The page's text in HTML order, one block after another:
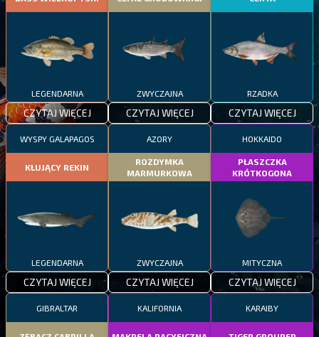
LEGENDARNA
CZYTAJ WIĘCEJ
ZWYCZAJNA
CZYTAJ WIĘCEJ
RZADKA
CZYTAJ WIĘCEJ
WYSPY GALAPAGOS
KŁUJĄCY REKIN
LEGENDARNA
CZYTAJ WIĘCEJ
AZORY
ROZDYMKA
MARMURKOWA
ZWYCZAJNA
CZYTAJ WIĘCEJ
HOKKAIDO
PŁASZCZKA
KRÓTKOGONA
MITYCZNA
CZYTAJ WIĘCEJ
GIBRALTAR KALIFORNIA KARAIBY